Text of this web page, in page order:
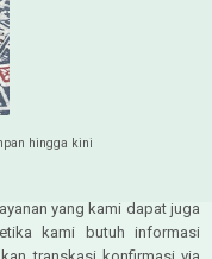
hingga kini
yang kami dapat juga
kami butuh informasi
transkasi konfirmasi via